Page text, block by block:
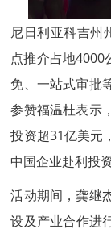
尼日利亚科吉州
点推介占地
免、一站式审批
参赞福温杜表示
投资超31亿美元
中国企业赴利投
活动期间，龚继
设及产业合作进